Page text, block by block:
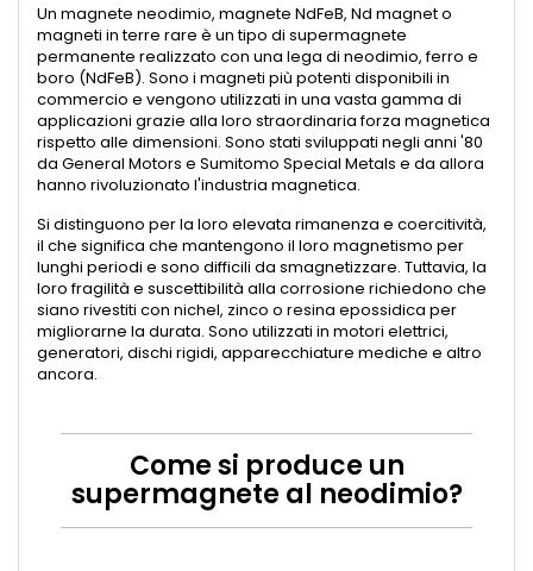
Un magnete neodimio, magnete NdFeB, Nd magnet o
magneti in terre rare è un tipo di supermagnete
permanente realizzato con una lega di neodimio, ferro e
boro (NdFeB). Sono i magneti più potenti disponibili in
commercio e vengono utilizzati in una vasta gamma di
applicazioni grazie alla loro straordinaria forza magnetica
rispetto alle dimensioni. Sono stati sviluppati negli anni '80
da General Motors e Sumitomo Special Metals e da allora
hanno rivoluzionato l'industria magnetica.
Si distinguono per la loro elevata rimanenza e coercitività,
il che significa che mantengono il loro magnetismo per
lunghi periodi e sono difficili da smagnetizzare. Tuttavia, la
loro fragilità e suscettibilità alla corrosione richiedono che
siano rivestiti con nichel, zinco o resina epossidica per
migliorarne la durata. Sono utilizzati in motori elettrici,
generatori, dischi rigidi, apparecchiature mediche e altro
ancora.
Come si produce un
supermagnete al neodimio?